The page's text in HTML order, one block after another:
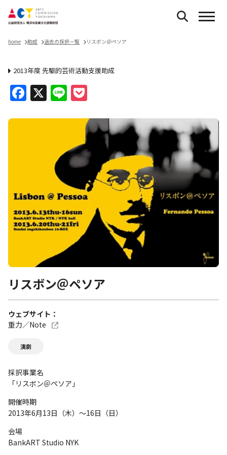
home 助成 過去の採択一覧 リスボン＠ペソア
2013年度 先駆的芸術活動支援助成
Facebook
X Line
リスボン＠ペソア
ウェブサイト
重力／Note
演劇
採択事業名
「リスボン＠ペソア」
開催時期
2013年6月13日（木）～16日（日）
会場
BankART Studio NYK